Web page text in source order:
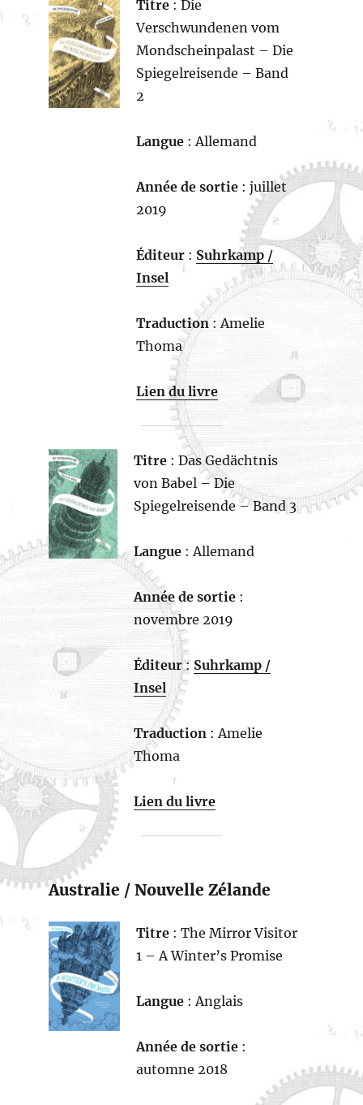
Titre: Die
Verschwundenen vom
Mondscheinpalast – Die
Spiegelreisende – Band
2
Langue: Allemand
Année de sortie : juillet
2019
Éditeur: Suhrkamp /
Insel
Traduction: Amelie
Thoma
Lien du livre
Titre: Das Gedächtnis
von Babel – Die
Spiegelreisende – Band 3
Langue: Allemand
Année de sortie :
novembre 2019
Éditeur: Suhrkamp /
Insel
Traduction : Amelie
Thoma
Lien du livre
Australie / Nouvelle Zélande
Titre: The Mirror Visitor
1 – A Winter’s Promise
Langue: Anglais
Année de sortie :
automne 2018